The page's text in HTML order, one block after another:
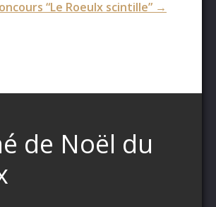
“Le Roeulx scintille” →
de Noël du